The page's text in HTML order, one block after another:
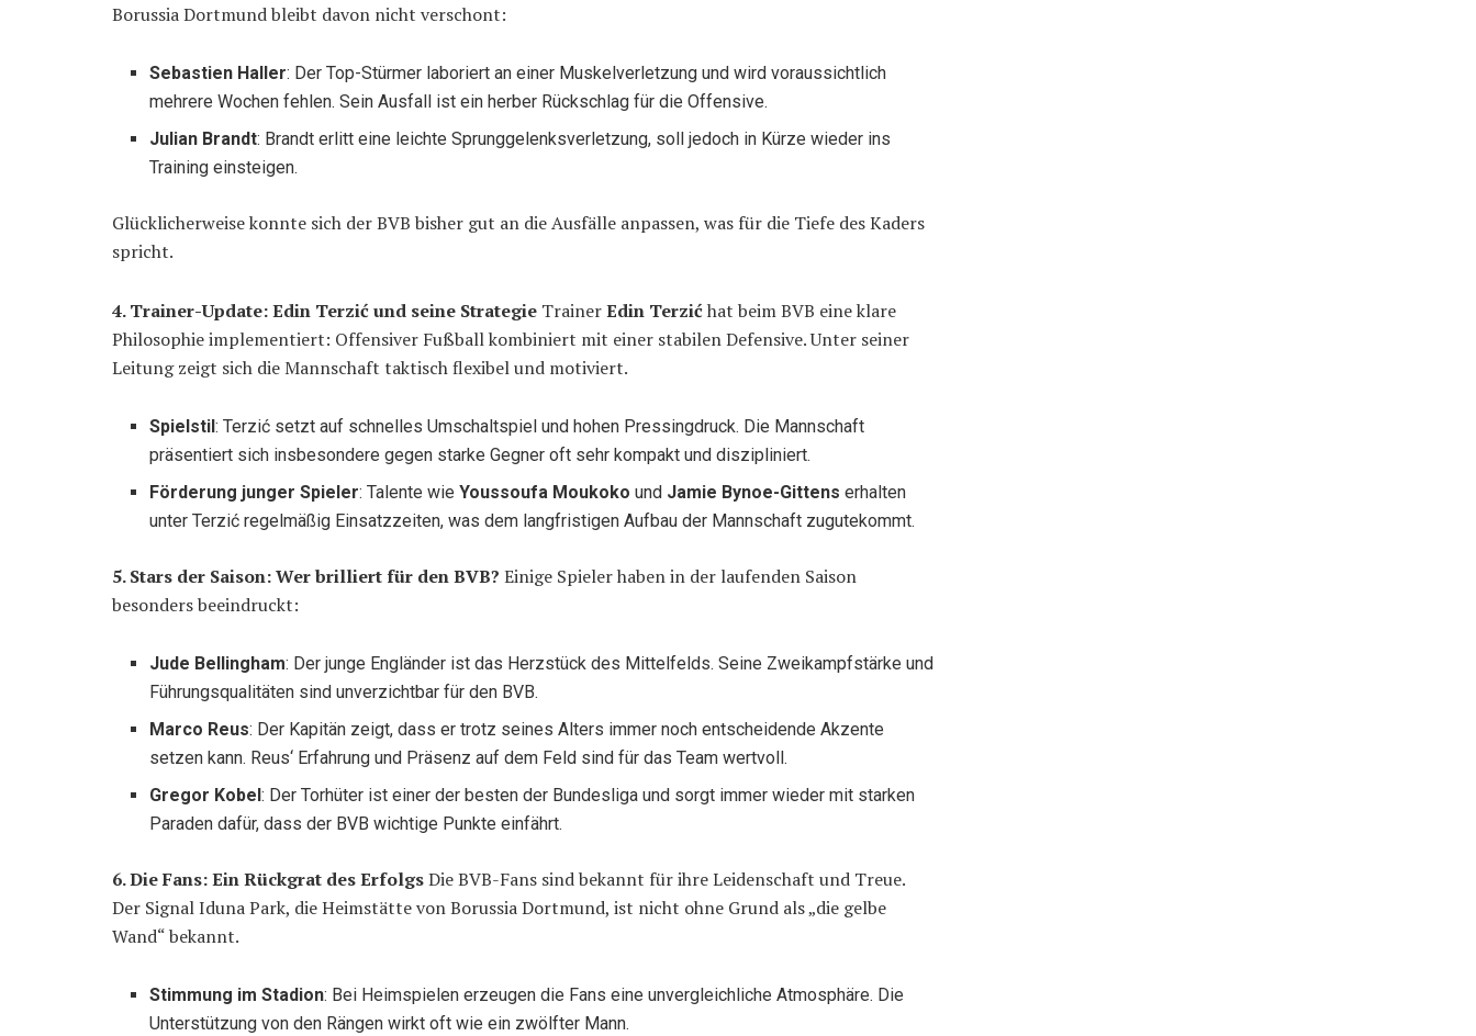
Borussia Dortmund bleibt davon nicht verschont:
Sebastien Haller: Der Top-Stürmer laboriert an einer Muskelverletzung und wird voraussichtlich
mehrere Wochen fehlen. Sein Ausfall ist ein herber Rückschlag für die Offensive.
Julian Brandt: Brandt erlitt eine leichte Sprunggelenksverletzung, soll jedoch in Kürze wieder ins
Training einsteigen.
Glücklicherweise konnte sich der BVB bisher gut an die Ausfälle anpassen, was für die Tiefe des Kaders
spricht.
4. Trainer-Update: Edin Terzić und seine Strategie TrainerEdin Terzićhat beim BVB eine klare
Philosophie implementiert: Offensiver Fußball kombiniert mit einer stabilen Defensive. Unter seiner
Leitung zeigt sich die Mannschaft taktisch flexibel und motiviert.
Spielstil: Terzić setzt auf schnelles Umschaltspiel und hohen Pressingdruck. Die Mannschaft
präsentiert sich insbesondere gegen starke Gegner oft sehr kompakt und diszipliniert.
Förderung junger Spieler: Talente wieYoussoufa Moukoko und Jamie Bynoe-Gittens erhalten
unter Terzić regelmäßig Einsatzzeiten, was dem langfristigen Aufbau der Mannschaft zugutekommt.
5. Stars der Saison: Wer brilliert für den BVB? Einige Spieler haben in der laufenden Saison
besonders beeindruckt:
Jude Bellingham: Der junge Engländer ist das Herzstück des Mittelfelds. Seine Zweikampfstärke und
Führungsqualitäten sind unverzichtbar für den BVB.
Marco Reus: Der Kapitän zeigt, dass er trotz seines Alters immer noch entscheidende Akzente
setzen kann. Reus‘ Erfahrung und Präsenz auf dem Feld sind für das Team wertvoll.
Gregor Kobel: Der Torhüter ist einer der besten der Bundesliga und sorgt immer wieder mit starken
Paraden dafür, dass der BVB wichtige Punkte einfährt.
6. Die Fans: Ein Rückgrat des ErfolgsDie BVB-Fans sind bekannt für ihre Leidenschaft und Treue.
Der Signal Iduna Park, die Heimstätte von Borussia Dortmund, ist nicht ohne Grund als „die gelbe
Wand“ bekannt.
Stimmung im Stadion: Bei Heimspielen erzeugen die Fans eine unvergleichliche Atmosphäre. Die
Unterstützung von den Rängen wirkt oft wie ein zwölfter Mann.